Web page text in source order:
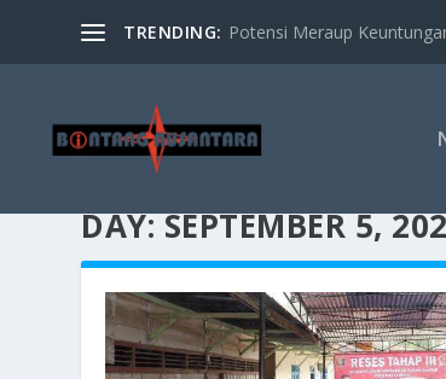
TRENDING: Potensi Meraup
DAY:SEPTEMBER 5,